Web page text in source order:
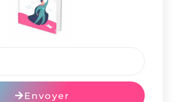
Envoyer